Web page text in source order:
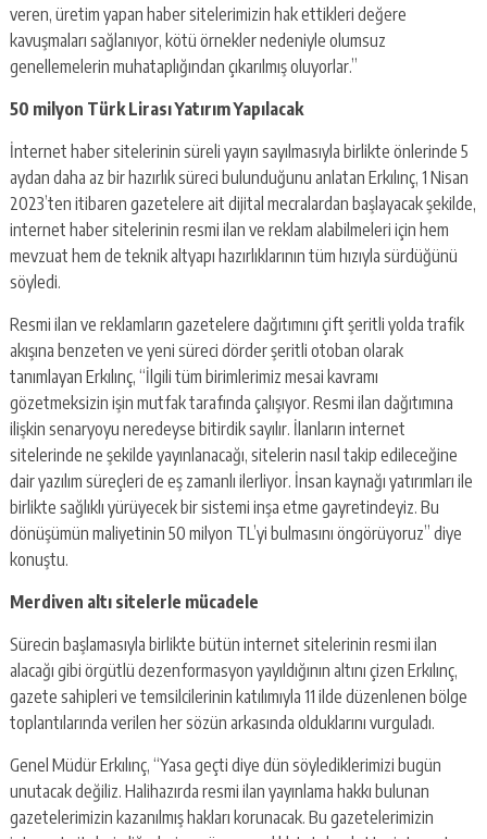
veren, üretim yapan haber sitelerimizin hak ettikleri değere
kavuşmaları sağlanıyor, kötü örnekler nedeniyle olumsuz
genellemelerin muhataplığından çıkarılmış oluyorlar.”
50 milyon Türk Lirası Yatırım Yapılacak
İnternet haber sitelerinin süreli yayın sayılmasıyla birlikte önlerinde 5
aydan daha az bir hazırlık süreci bulunduğunu anlatan Erkılınç, 1 Nisan
2023’ten itibaren gazetelere ait dijital mecralardan başlayacak şekilde,
internet haber sitelerinin resmi ilan ve reklam alabilmeleri için hem
mevzuat hem de teknik altyapı hazırlıklarının tüm hızıyla sürdüğünü
söyledi.
Resmi ilan ve reklamların gazetelere dağıtımını çift şeritli yolda trafik
akışına benzeten ve yeni süreci dörder şeritli otoban olarak
tanımlayan Erkılınç, “İlgili tüm birimlerimiz mesai kavramı
gözetmeksizin işin mutfak tarafında çalışıyor. Resmi ilan dağıtımına
ilişkin senaryoyu neredeyse bitirdik sayılır. İlanların internet
sitelerinde ne şekilde yayınlanacağı, sitelerin nasıl takip edileceğine
dair yazılım süreçleri de eş zamanlı ilerliyor. İnsan kaynağı yatırımları ile
birlikte sağlıklı yürüyecek bir sistemi inşa etme gayretindeyiz. Bu
dönüşümün maliyetinin 50 milyon TL’yi bulmasını öngörüyoruz” diye
konuştu.
Merdiven altı sitelerle mücadele
Sürecin başlamasıyla birlikte bütün internet sitelerinin resmi ilan
alacağı gibi örgütlü dezenformasyon yayıldığının altını çizen Erkılınç,
gazete sahipleri ve temsilcilerinin katılımıyla 11 ilde düzenlenen bölge
toplantılarında verilen her sözün arkasında olduklarını vurguladı.
Genel Müdür Erkılınç, “Yasa geçti diye dün söylediklerimizi bugün
unutacak değiliz. Halihazırda resmi ilan yayınlama hakkı bulunan
gazetelerimizin kazanılmış hakları korunacak. Bu gazetelerimizin